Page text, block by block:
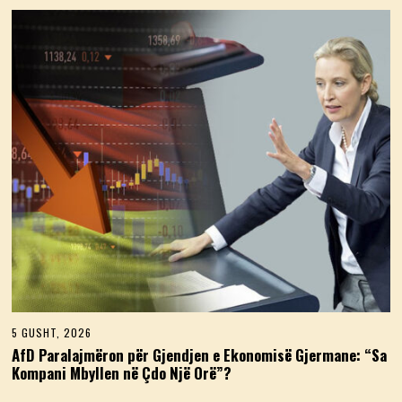
T
0
2
5 GUSHT, 2026
G
U
S
AfD Paralajmëron për Gjendjen e Ekonomisë Gjermane: “Sa
Kompani Mbyllen në Çdo Një Orë”?